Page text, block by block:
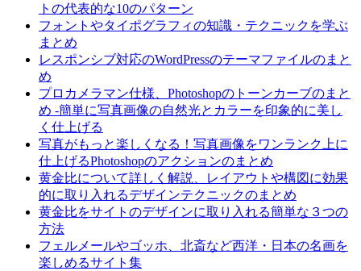
トの代表的な10のパターン
フォントやタイポグラフィの知識・テクニックを学ぶ
まとめ
レスポンシブ対応のWordPressのテーマファイルのまと
め
プロカメラマン仕様、Photoshopのトーンカーブのまと
め -簡単に写真画像の自然光とカラーを印象的に美し
く仕上げる
写真がもっと楽しくなる！写真画像をワンランク上に
仕上げるPhotoshopのアクションのまとめ
黄金比について詳しく解説、レイアウトや構図に効果
的に取り入れるデザインテクニックのまとめ
黄金比をサイトのデザインに取り入れる簡単な３つの
方法
フェルメールやゴッホ、北斎など西洋・日本の名画を
楽しめるサイト集